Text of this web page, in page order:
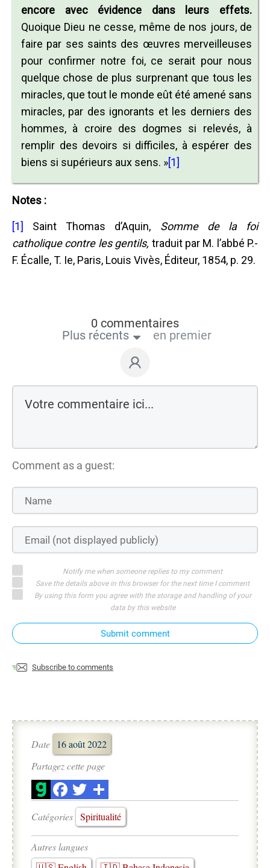
encore avec évidence dans leurs effets.
Quoique Dieu ne cesse, même de nos jours, de
faire par ses saints des œuvres merveilleuses
pour confirmer notre foi, ce serait pour nous
quelque chose de plus surprenant que tous les
miracles, que tout le monde eût été amené sans
miracles, par des ignorants et les derniers des
hommes, à croire des dogmes si relevés, à
remplir des devoirs si difficiles, à espérer des
biens si supérieurs aux sens. »[1]
Notes :
[1] Saint Thomas d’Aquin, Somme de la foi
catholique contre les gentils, traduit par M. l’abbé P.-
F. Écalle, T. Ie, Paris, Louis Vivès, Éditeur, 1854, p. 29.
0 commentaires
Plus récents
en premier
Comment as a guest:
Notify me when someone replies to my comment
Save the details above in this browser for the next time I comment
By using this form you agree with the storage and handling of your
data by this website
Submit comment
Subscribe to comments
Date
16 août 2022
Partagez cette page
Catégories Spiritualité
Autres langues